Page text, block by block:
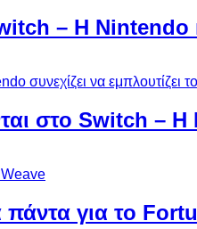
– Η
στο Switch – Η
για το